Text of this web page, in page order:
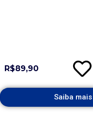
R$89,90
Saiba mais